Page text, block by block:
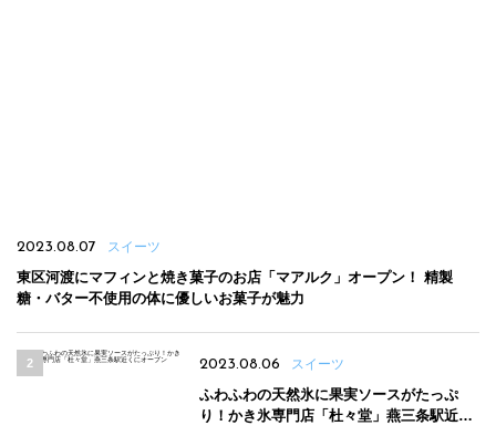
2023.08.07 スイーツ
東区河渡にマフィンと焼き菓子のお店「マアルク」オープン！ 精製
糖・バター不使用の体に優しいお菓子が魅力
2023.08.06 スイーツ
ふわふわの天然氷に果実ソースがたっぷ
り！かき氷専門店「杜々堂」燕三条駅近く